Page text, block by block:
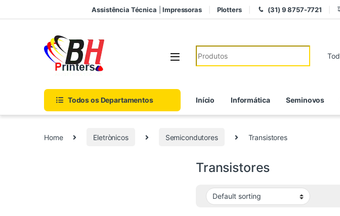
Assistência Técnica |Impressoras Plotters (31) 9 8757-7721
Search for:
Todos os Departamentos Início Informática Seminovos
Home Eletrònicos Semicondutores Transistores
Transistores